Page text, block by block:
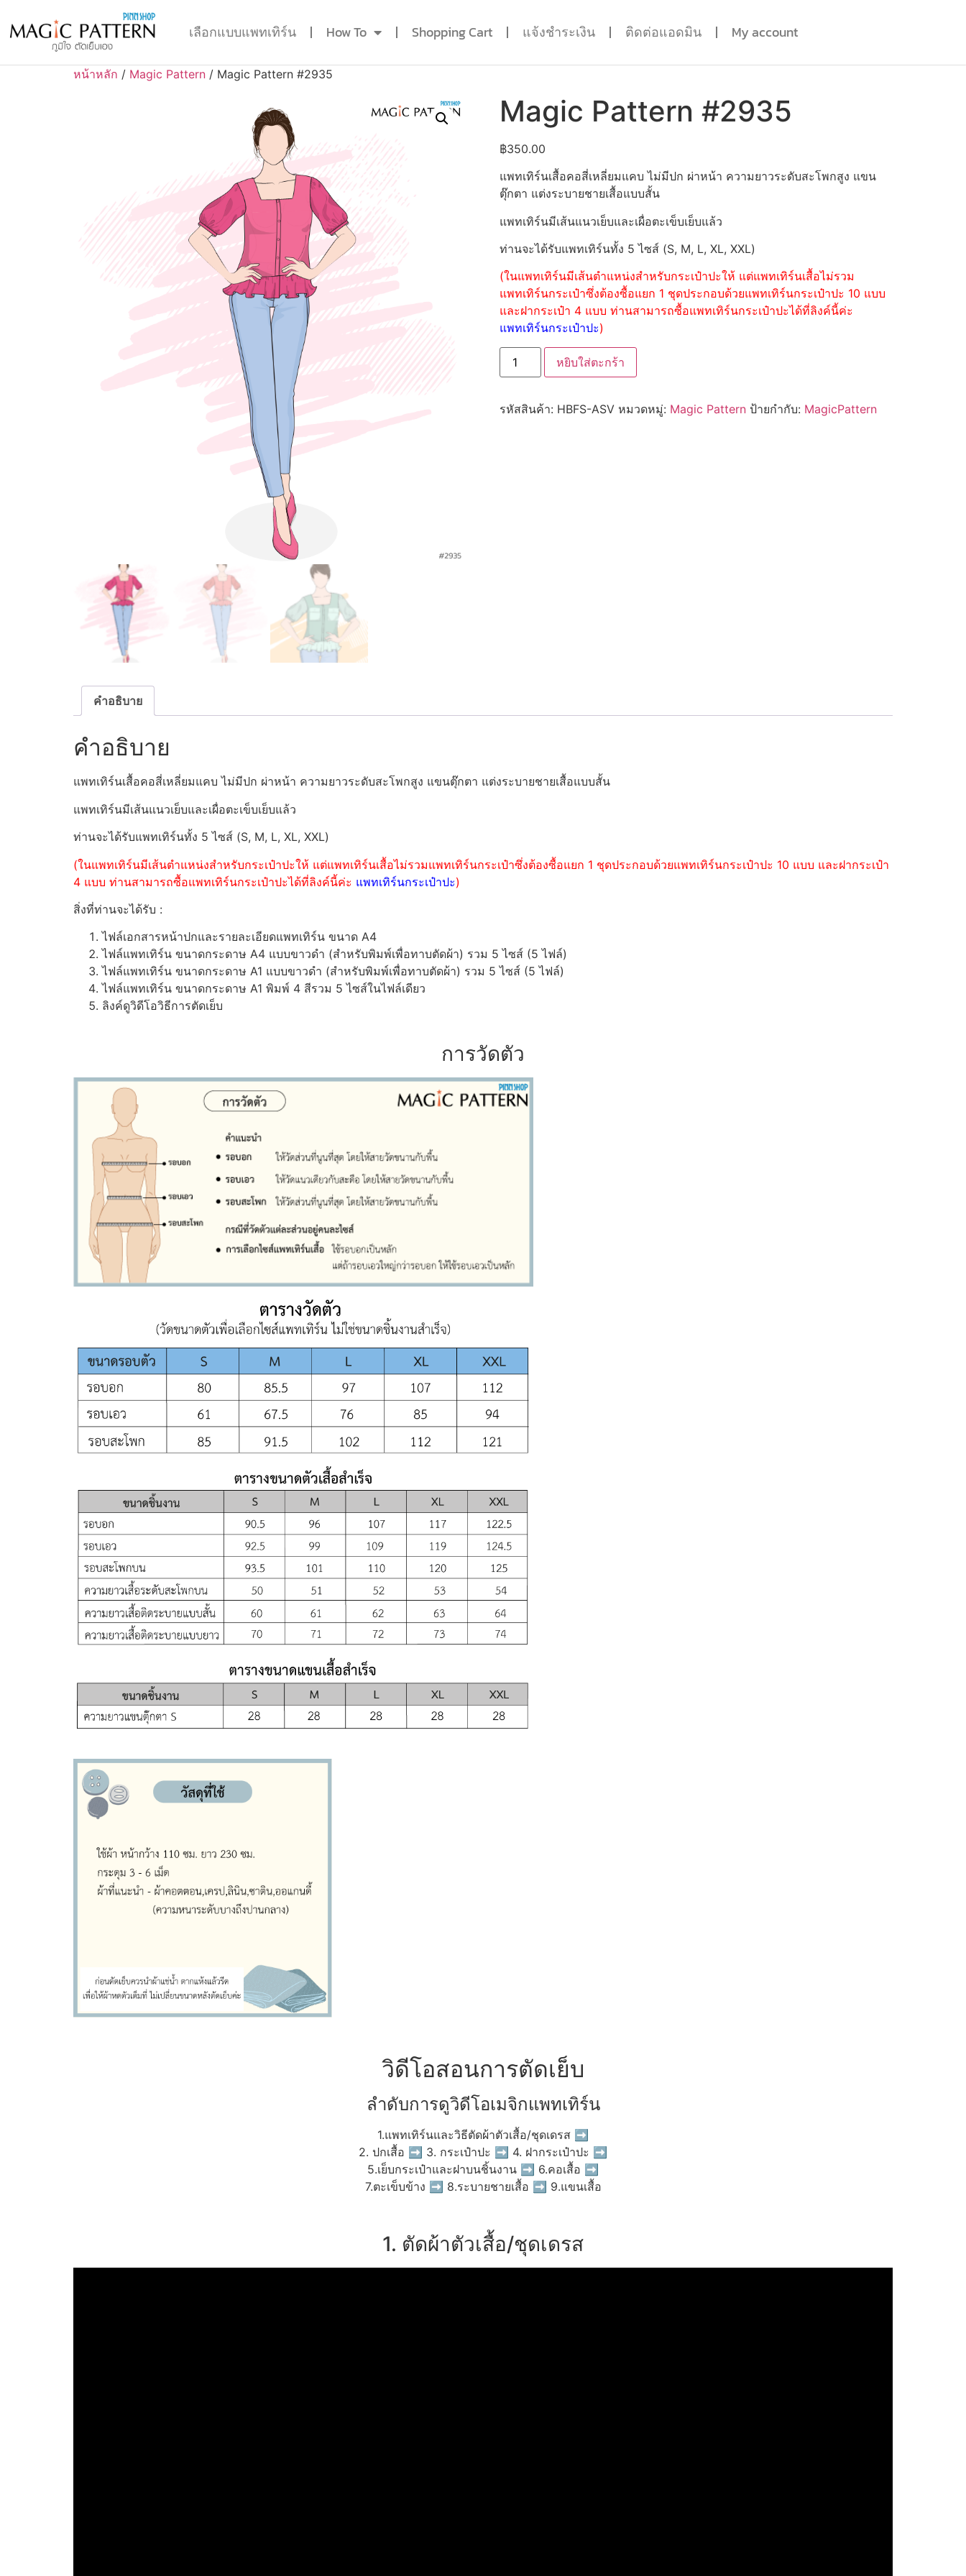
เลือกแบบแพทเทิร์น How To Shopping Cart แจ้งชำระเงิน ติดต่อแอดมิน My account
หน้าหลัก / Magic Pattern / Magic Pattern #2935
Magic Pattern #2935
฿350.00
แพทเทิร์นเสื้อคอสี่เหลี่ยมแคบ ไม่มีปก ผ่าหน้า ความยาวระดับสะโพกสูง แขน
ตุ๊กตา แต่งระบายชายเสื้อแบบสั้น
แพทเทิร์นมีเส้นแนวเย็บและเผื่อตะเข็บเย็บแล้ว
ท่านจะได้รับแพทเทิร์นทั้ง 5 ไซส์ (S, M, L, XL, XXL)
(ในแพทเทิร์นมีเส้นตำแหน่งสำหรับกระเป๋าปะให้ แต่แพทเทิร์นเสื้อไม่รวม
แพทเทิร์นกระเป๋าซึ่งต้องซื้อแยก 1 ชุดประกอบด้วยแพทเทิร์นกระเป๋าปะ 10 แบบ
และฝากระเป๋า 4 แบบ ท่านสามารถซื้อแพทเทิร์นกระเป๋าปะได้ที่ลิงค์นี้ค่ะ
แพทเทิร์นกระเป๋าปะ)
หยิบใส่ตะกร้า
รหัสสินค้า: HBFS-ASV หมวดหมู่: Magic Pattern ป้ายกำกับ: MagicPattern
คำอธิบาย
คำอธิบาย
แพทเทิร์นเสื้อคอสี่เหลี่ยมแคบ ไม่มีปก ผ่าหน้า ความยาวระดับสะโพกสูง แขนตุ๊กตา แต่งระบายชายเสื้อแบบสั้น
แพทเทิร์นมีเส้นแนวเย็บและเผื่อตะเข็บเย็บแล้ว
ท่านจะได้รับแพทเทิร์นทั้ง 5 ไซส์ (S, M, L, XL, XXL)
(ในแพทเทิร์นมีเส้นตำแหน่งสำหรับกระเป๋าปะให้ แต่แพทเทิร์นเสื้อไม่รวมแพทเทิร์นกระเป๋าซึ่งต้องซื้อแยก 1 ชุดประกอบด้วยแพทเทิร์นกระเป๋าปะ 10 แบบ และฝากระเป๋า
4 แบบ ท่านสามารถซื้อแพทเทิร์นกระเป๋าปะได้ที่ลิงค์นี้ค่ะ แพทเทิร์นกระเป๋าปะ)
สิ่งที่ท่านจะได้รับ :
ไฟล์เอกสารหน้าปกและรายละเอียดแพทเทิร์น ขนาด A4
ไฟล์แพทเทิร์น ขนาดกระดาษ A4 แบบขาวดำ (สำหรับพิมพ์เพื่อทาบตัดผ้า) รวม 5 ไซส์ (5 ไฟล์)
ไฟล์แพทเทิร์น ขนาดกระดาษ A1 แบบขาวดำ (สำหรับพิมพ์เพื่อทาบตัดผ้า) รวม 5 ไซส์ (5 ไฟล์)
ไฟล์แพทเทิร์น ขนาดกระดาษ A1 พิมพ์ 4 สีรวม 5 ไซส์ในไฟล์เดียว
ลิงค์ดูวิดีโอวิธีการตัดเย็บ
การวัดตัว
วิดีโอสอนการตัดเย็บ
ลำดับการดูวิดีโอเมจิกแพทเทิร์น
1.แพทเทิร์นและวิธีตัดผ้าตัวเสื้อ/ชุดเดรส ➡
2. ปกเสื้อ ➡ 3. กระเป๋าปะ ➡ 4. ฝากระเป๋าปะ ➡
5.เย็บกระเป๋าและฝาบนชิ้นงาน ➡ 6.คอเสื้อ ➡
7.ตะเข็บข้าง ➡ 8.ระบายชายเสื้อ ➡ 9.แขนเสื้อ
1. ตัดผ้าตัวเสื้อ/ชุดเดรส